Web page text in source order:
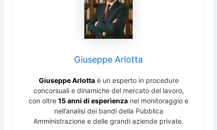
Giuseppe Arlotta
Giuseppe Arlottaè un esperto in procedure
concorsuali e dinamiche del mercato del lavoro,
con oltre 15 anni di esperienza nel monitoraggio e
nell’analisi dei bandi della Pubblica
Amministrazione e delle grandi aziende private.